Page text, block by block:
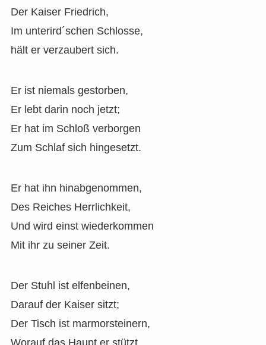
Der Kaiser Friedrich,
Im unterird´schen Schlosse,
hält er verzaubert sich.
Er ist niemals gestorben,
Er lebt darin noch jetzt;
Er hat im Schloß verborgen
Zum Schlaf sich hingesetzt.
Er hat ihn hinabgenommen,
Des Reiches Herrlichkeit,
Und wird einst wiederkommen
Mit ihr zu seiner Zeit.
Der Stuhl ist elfenbeinen,
Darauf der Kaiser sitzt;
Der Tisch ist marmorsteinern,
Worauf das Haupt er stützt.